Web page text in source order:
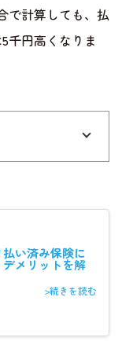
で計算しても、払
千円高くなりま
い済み保険に
メリットを解
>続きを読む